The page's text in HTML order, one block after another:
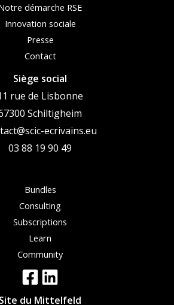
démarche RSE
Innovation sociale
Presse
Contact
Siège social
rue de Lisbonne
Schiltigheim
ecrivains.eu
03 88 19 90 49
Bundles
Consulting
Subscriptions
Learn
Community
Site du Mittelfeld